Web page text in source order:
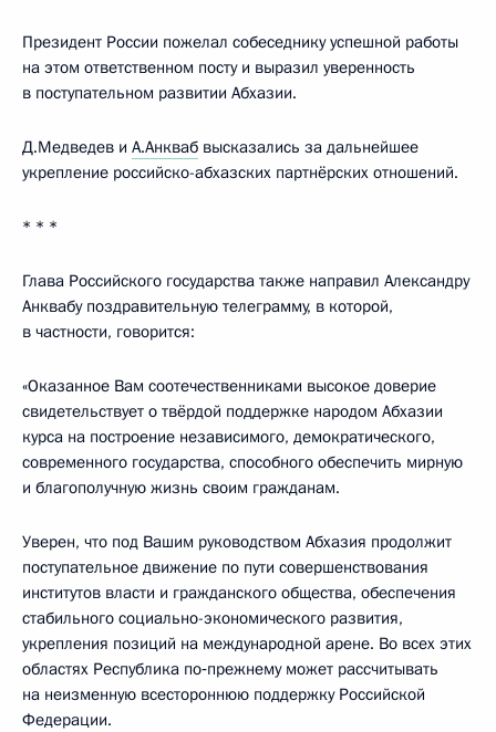
Президент России пожелал собеседнику успешной работы
на этом ответственном посту и выразил уверенность
в поступательном развитии Абхазии.
Д.Медведев и А.Анкваб высказались за дальнейшее
укрепление российско-абхазских партнёрских отношений.
* * *
Глава Российского государства также направил Александру
Анквабу поздравительную телеграмму, в которой,
в частности, говорится:
«Оказанное Вам соотечественниками высокое доверие
свидетельствует о твёрдой поддержке народом Абхазии
курса на построение независимого, демократического,
современного государства, способного обеспечить мирную
и благополучную жизнь своим гражданам.
Уверен, что под Вашим руководством Абхазия продолжит
поступательное движение по пути совершенствования
институтов власти и гражданского общества, обеспечения
стабильного социально-экономического развития,
укрепления позиций на международной арене. Во всех этих
областях Республика по‑прежнему может рассчитывать
на неизменную всестороннюю поддержку Российской
Федерации.